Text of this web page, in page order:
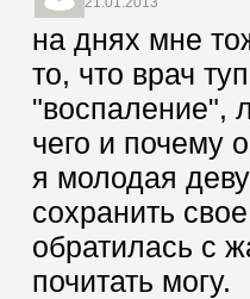
на днях мне
то, что врач
"воспаление",
чего и почему
я молодая
сохранить
обратилась с
почитать могу.